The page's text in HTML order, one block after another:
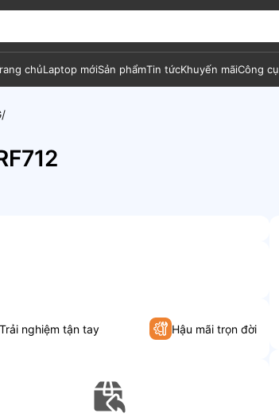
chủLaptop mớiSản phẩmTin tứcKhuyến mãiCông cụ
Trải nghiệm tận tay Hậu mãi trọn đời